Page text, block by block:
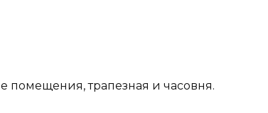
помещения, трапезная и часовня.